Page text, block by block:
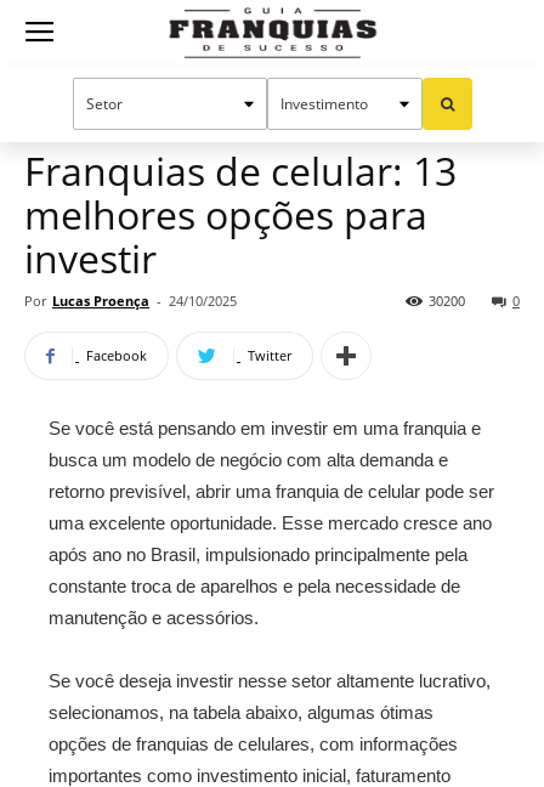
Guia
Oportunidades e tendências
Franquias de celular: 13
melhores opções para
investir
Por Lucas Proença - 24/10/2025 0
30200
Facebook Twitter
Se você está pensando em investir em uma franquia e
busca um modelo de negócio com alta demanda e
retorno previsível, abrir uma franquia de celular pode ser
uma excelente oportunidade. Esse mercado cresce ano
após ano no Brasil, impulsionado principalmente pela
constante troca de aparelhos e pela necessidade de
manutenção e acessórios.
Se você deseja investir nesse setor altamente lucrativo,
selecionamos, na tabela abaixo, algumas ótimas
opções de franquias de celulares, com informações
importantes como investimento inicial, faturamento